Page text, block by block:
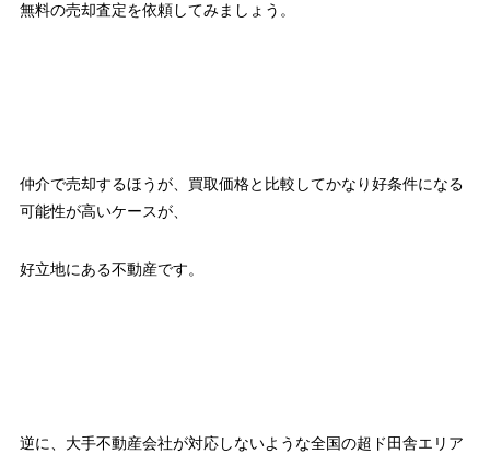
無料の売却査定を依頼してみましょう。
仲介で売却するほうが、買取価格と比較してかなり好条件になる
可能性が高いケースが、
好立地にある不動産です。
逆に、大手不動産会社が対応しないような全国の超ド田舎エリア